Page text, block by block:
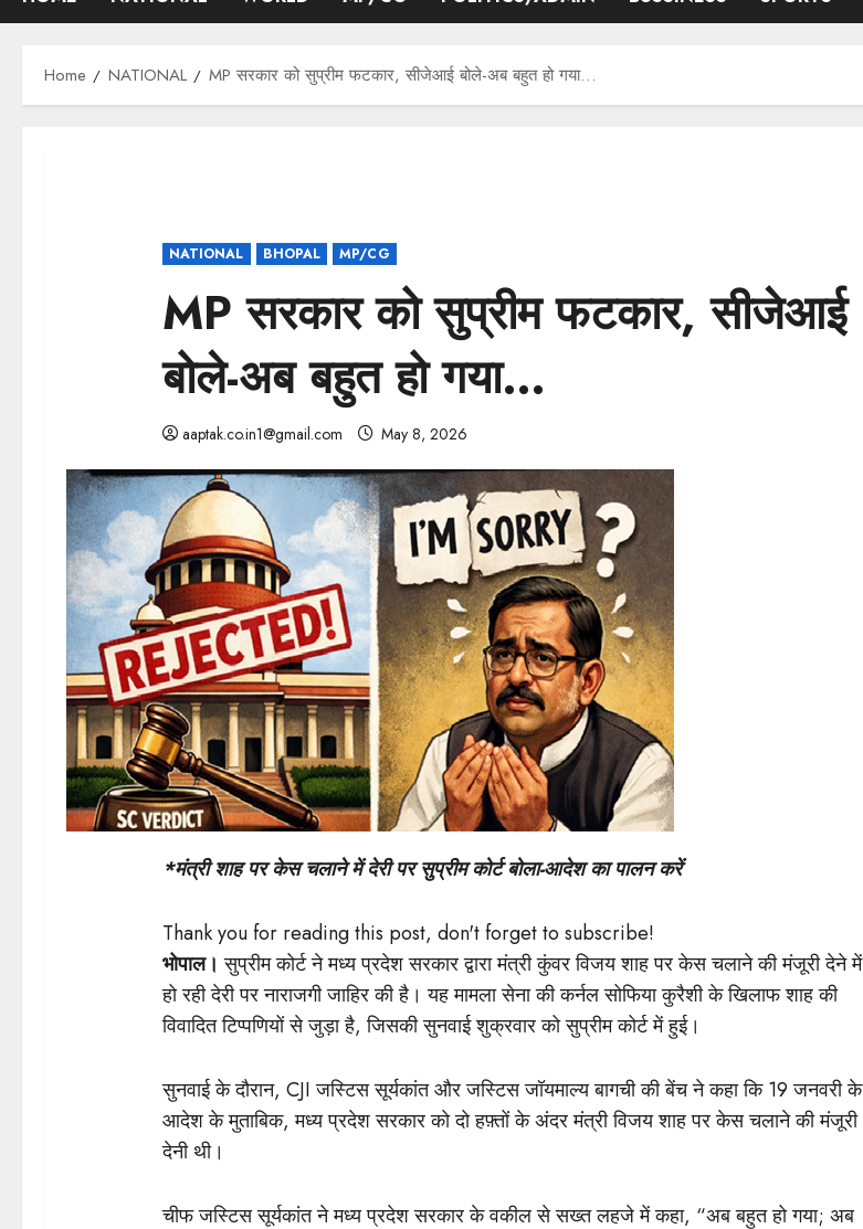
Home NATIONAL MP सरकार को सुप्रीम फटकार, सीजेआई बोले-अब बहुत हो गया…
NATIONAL BHOPAL MP/CG
MP सरकार को सुप्रीम फटकार, सीजेआई
बोले-अब बहुत हो गया…
aaptak.co.in1@gmail.com May 8, 2026
*मंत्री शाह पर केस चलाने में देरी पर सुप्रीम कोर्ट बोला-आदेश का पालन करें
Thank you for reading this post, don't forget to subscribe!
भोपाल।सुप्रीम कोर्ट ने मध्य प्रदेश सरकार द्वारा मंत्री कुंवर विजय शाह पर केस चलाने की मंजूरी देने में
हो रही देरी पर नाराजगी जाहिर की है। यह मामला सेना की कर्नल सोफिया कुरैशी के खिलाफ शाह की
विवादित टिप्पणियों से जुड़ा है, जिसकी सुनवाई शुक्रवार को सुप्रीम कोर्ट में हुई।
सुनवाई के दौरान, CJI जस्टिस सूर्यकांत और जस्टिस जॉयमाल्य बागची की बेंच ने कहा कि 19 जनवरी के
आदेश के मुताबिक, मध्य प्रदेश सरकार को दो हफ़्तों के अंदर मंत्री विजय शाह पर केस चलाने की मंजूरी
देनी थी।
चीफ जस्टिस सूर्यकांत ने मध्य प्रदेश सरकार के वकील से सख्त लहजे में कहा, “अब बहुत हो गया; अब